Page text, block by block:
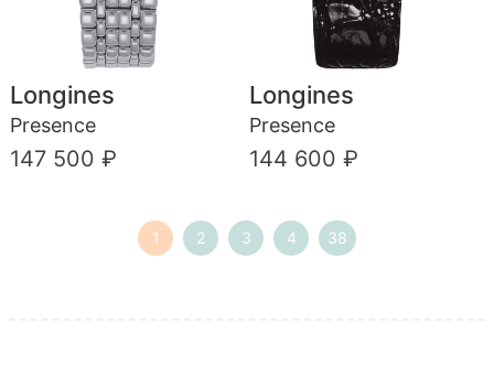
Longines
Presence
147 500 ₽
Longines
Presence
144 600 ₽
1 2 3 4 38